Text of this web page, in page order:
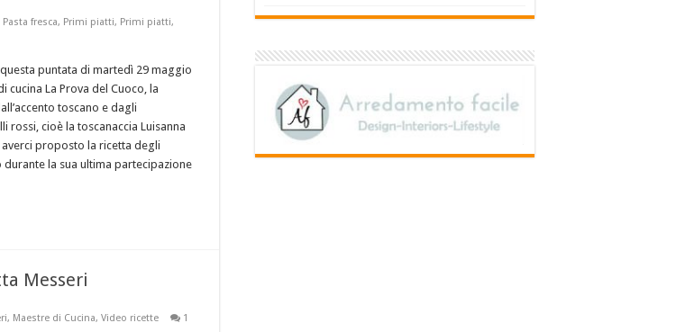
Pasta fresca, Primi piatti, Primi piatti,
puntata di martedì 29 maggio
cucina La Prova del Cuoco, la
toscano e dagli
rossi, cioè la toscanaccia Luisanna
proposto la ricetta degli
durante la sua ultima partecipazione
Messeri
, Maestre di Cucina, Video ricette 1